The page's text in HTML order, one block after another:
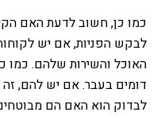
כמו כן, חשוב לדעת האם
לבקש הפניות, אם יש
האוכל והשירות שלהם. כמו
דומים בעבר. אם יש להם,
לבדוק הוא האם הם מבוטחים